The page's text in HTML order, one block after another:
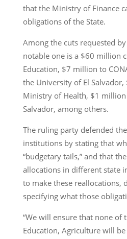
that the Ministry of Finance
obligations of the State.
Among the cuts requested
notable one is a $60 million
Education, $7 million to
the University of El
Ministry of Health, $1
Salvador, among others.
The ruling party defended
institutions by stating that
“budgetary tails,” and that
allocations in different state
to make these reallocations,
specifying what those
“We will ensure that none of
Education, Agriculture will